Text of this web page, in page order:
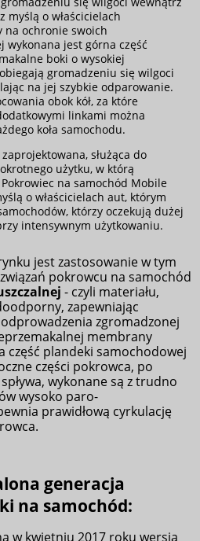
myślą o właścicielach
na ochronie swoich
wykonana jest górna część
boki o wysokiej
gromadzeniu się wilgoci
na jej szybkie odparowanie.
obok kół, za które
linkami można
koła samochodu.
służąca do
użytku, w którą
na samochód Mobile
o właścicielach aut, którym
którzy oczekują dużej
intensywnym użytkowaniu.
jest zastosowanie w tym
pokrowcu na samochód
- czyli materiału,
zapewniając
zgromadzonej
membrany
część plandeki samochodowej
części pokrowca, po
wykonane są z trudno
wysoko paro-
prawidłową cyrkulację
generacja
na samochód:
w kwietniu 2017 roku wersja